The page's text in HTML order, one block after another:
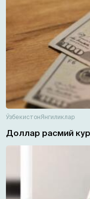
ЎзбекистонЯнгиликлар
Доллар расмий